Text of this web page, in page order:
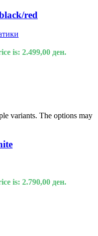
red
is: 2.499,00 ден.
variants. The options may
is: 2.790,00 ден.